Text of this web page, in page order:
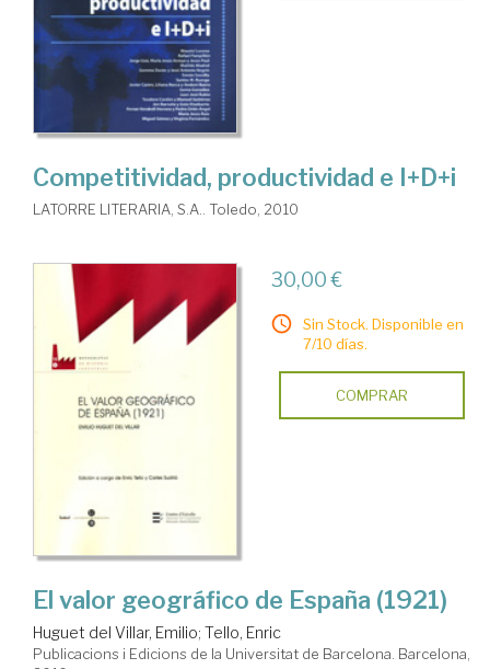
Competitividad, productividad e I+D+i
LATORRE LITERARIA, S.A.. Toledo, 2010
30,00 €
Sin Stock. Disponible en
7/10 días.
COMPRAR
El valor geográfico de España (1921)
Huguet del Villar, Emilio; Tello, Enric
Publicacions i Edicions de la Universitat de Barcelona. Barcelona,